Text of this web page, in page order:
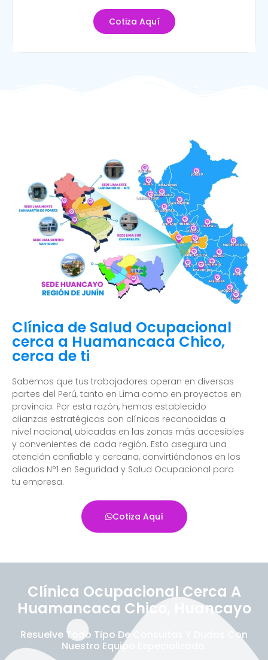
Cotiza Aquí
Clínica de Salud Ocupacional
cerca a Huamancaca Chico,
cerca de ti
Sabemos que tus trabajadores operan en diversas
partes del Perú, tanto en Lima como en proyectos en
provincia. Por esta razón, hemos establecido
alianzas estratégicas con clínicas reconocidas a
nivel nacional, ubicadas en las zonas más accesibles
y convenientes de cada región. Esto asegura una
atención confiable y cercana, convirtiéndonos en los
aliados N°1 en Seguridad y Salud Ocupacional para
tu empresa.
Cotiza Aquí
Clínica Ocupacional Cerca A
Huamancaca Chico, Huancayo
Resuelve Todo Tipo De Consultas Y Dudas Con
Nuestro Equipo Especializado.